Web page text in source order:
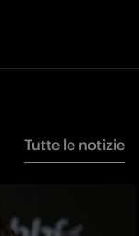
Tutte le notizie